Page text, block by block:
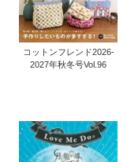
コットンフレンド2026-
2027年秋冬号Vol.96